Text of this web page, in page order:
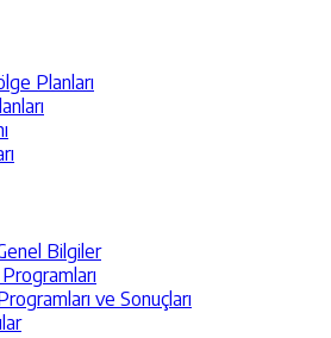
Planları
Bilgiler
ve Sonuçları